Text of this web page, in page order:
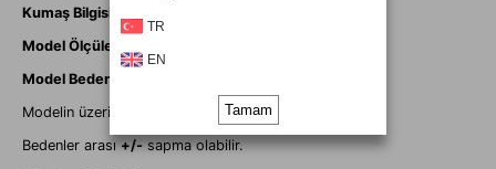
TR
EN
Tamam
Kumaş Bilgisi:
Model Ölçüleri:
Model Bedeni:
Modelin üzerindeki ürün
bedendir.
Bedenler arası+/-sapma olabilir.